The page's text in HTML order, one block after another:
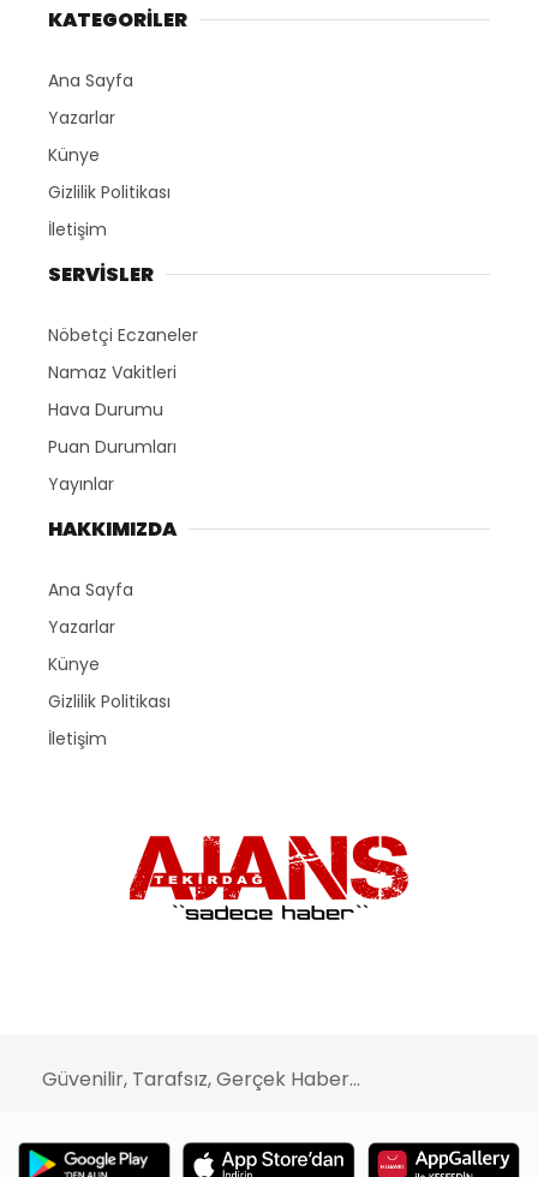
KATEGORİLER
Ana Sayfa
Yazarlar
Künye
Gizlilik Politikası
İletişim
SERVİSLER
Nöbetçi Eczaneler
Namaz Vakitleri
Hava Durumu
Puan Durumları
Yayınlar
HAKKIMIZDA
Ana Sayfa
Yazarlar
Künye
Gizlilik Politikası
İletişim
Güvenilir, Tarafsız, Gerçek Haber...